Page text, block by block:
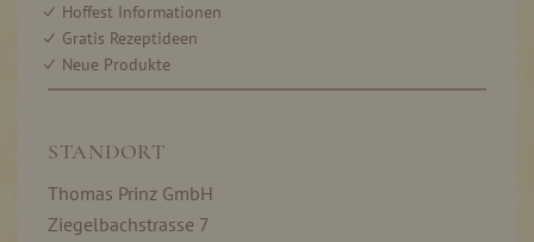
Hoffest Informationen
Gratis Rezeptideen
Neue Produkte
STANDORT
Thomas Prinz GmbH
Ziegelbachstrasse 7